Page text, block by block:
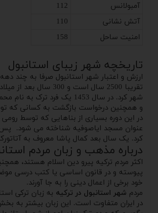
آمبولانس
112
آتش نشانی
110
امنیت ساحل
158
تاریخچه شهر زیبای استانبول
ارزش و اعتبار شهر استانبول صرفا به چند
تقریبا 2500
شهر کرد. در سال 1453
و همچنین درخواست بازگشت به کسانی که
در این دوره بسیاری از بناهایی که توسط
کرد. یک سال بعد کمال پاشا معروف به آتاتورک مرکزیت ترکیه را از
درباره مذهب و زبان مردم
اکثر مردم ترکیه پیرو دین اسلام هستند،
پیوسته و در قانون اساسی یا کتب درسی
خود برخی از اعمال دینی را به جا آورند.
مردم شهر استانبول در ترکیه به زبان ترکی
در ایران متفاوت است. این زبان بیشتر به